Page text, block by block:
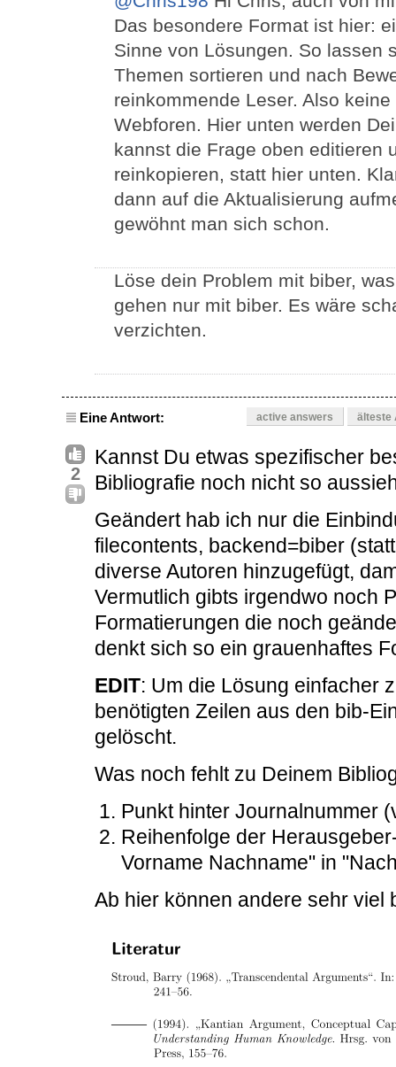
Das besondere Format ist hier:
Sinne von Lösungen. So lassen
Themen sortieren und nach
reinkommende Leser. Also
Webforen. Hier unten werden
kannst die Frage oben editieren
reinkopieren, statt hier unten.
dann auf die Aktualisierung
gewöhnt man sich schon.
Löse dein Problem mit biber,
gehen nur mit biber. Es wäre
verzichten.
Eine Antwort: active answers älteste
2
Kannst Du etwas spezifischer
Bibliografie noch nicht so
Geändert hab ich nur die
filecontents, backend=biber
diverse Autoren hinzugefügt,
Vermutlich gibts irgendwo noch
Formatierungen die noch
denkt sich so ein grauenhaftes
EDIT: Um die Lösung einfacher
benötigten Zeilen aus den bib-
gelöscht.
Was noch fehlt zu Deinem
Punkt hinter Journalnummer
Reihenfolge der
Vorname Nachname" in
Ab hier können andere sehr viel